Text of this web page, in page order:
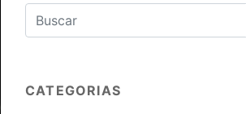
CATEGORIAS